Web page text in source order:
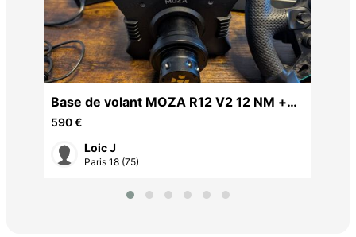
Base de volant MOZA R12 V2 12 NM +
GS V2P Racing Wheel + péd
590 €
Loic J
Paris 18 (75)